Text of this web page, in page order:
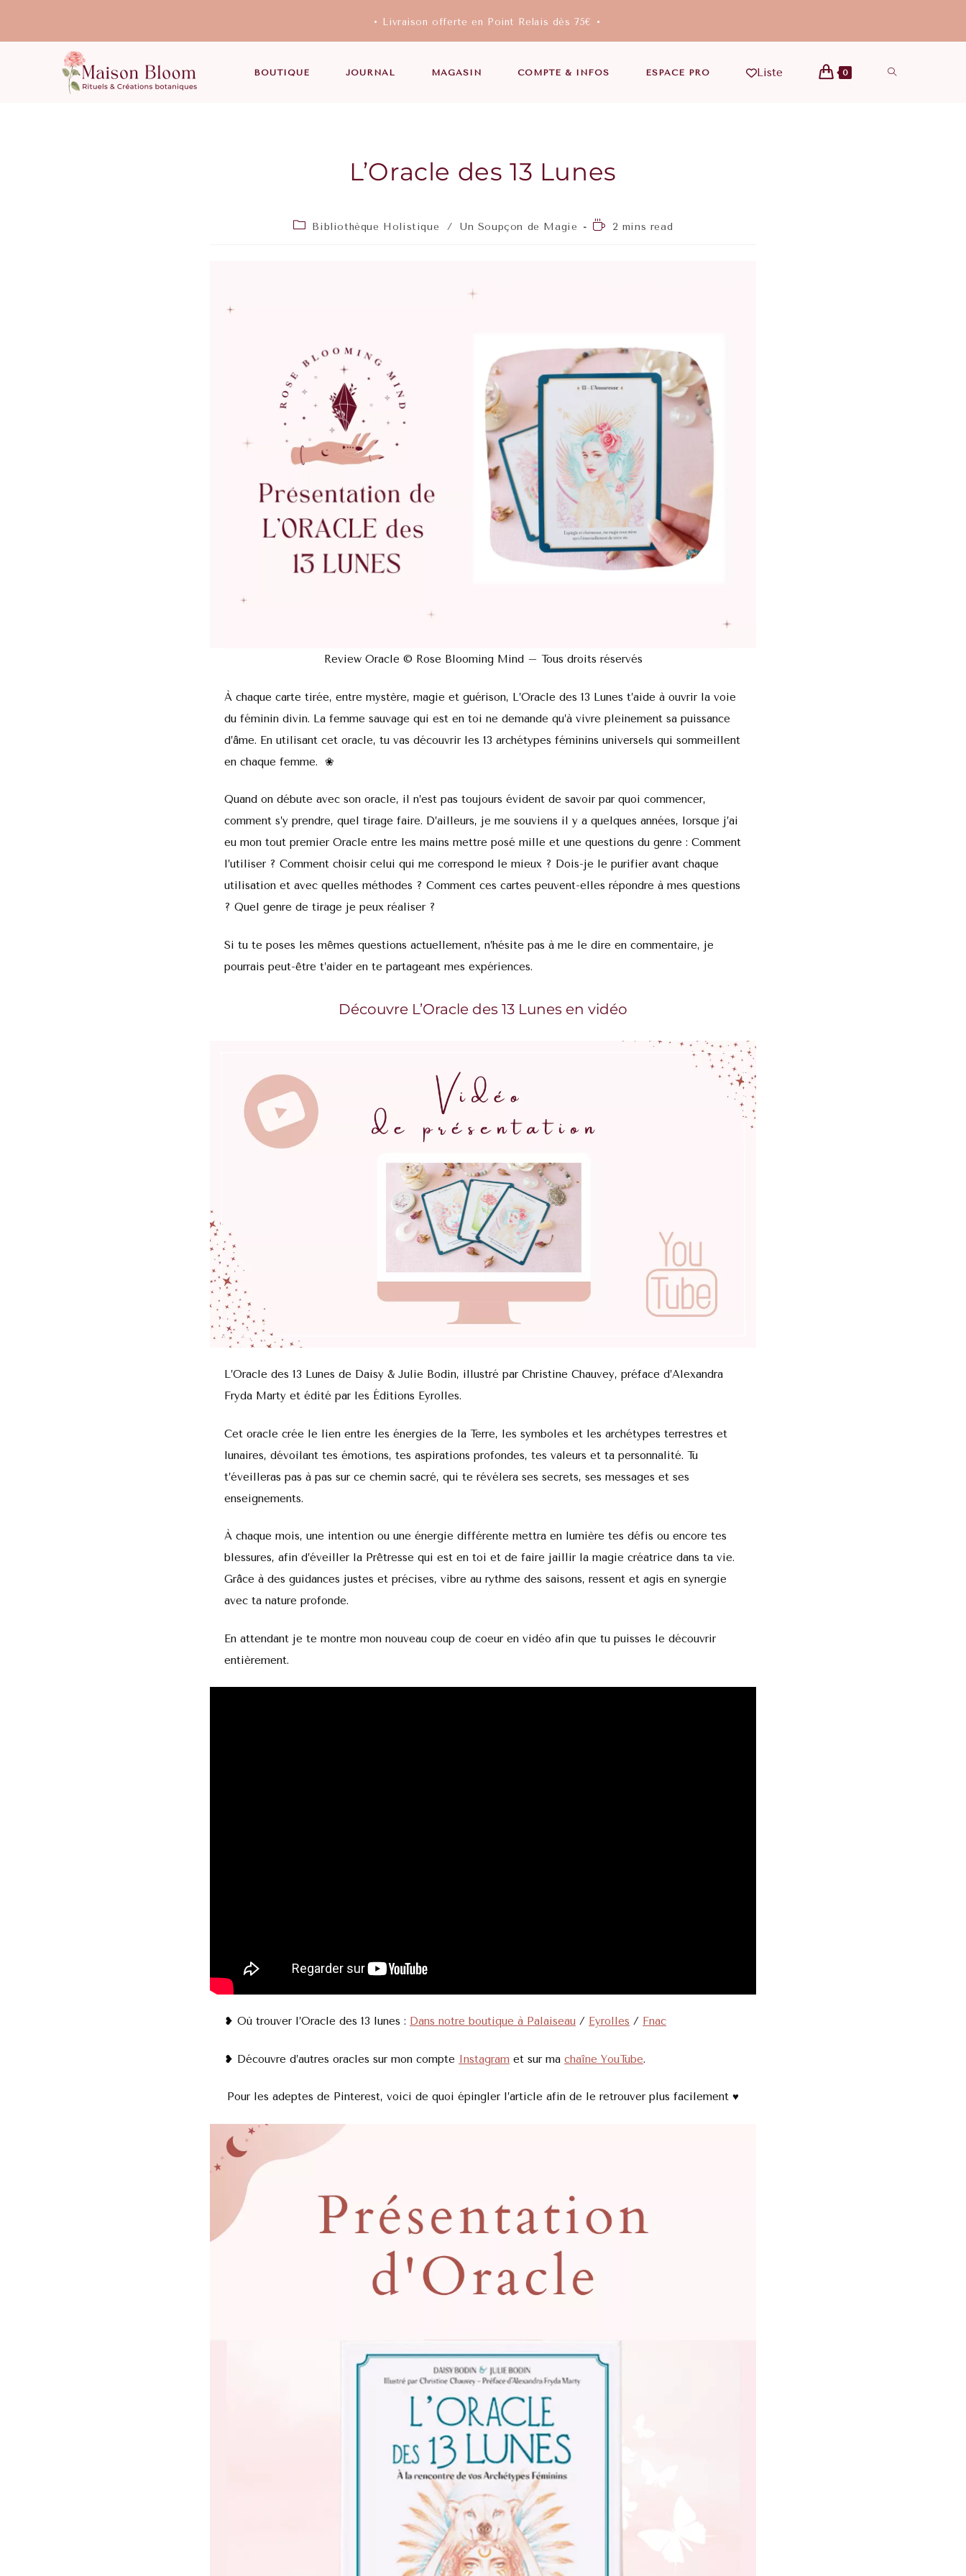
• Livraison offerte en Point Relais dès 75€ •
BOUTIQUE JOURNAL MAGASIN COMPTE & INFOS ESPACE PRO Liste 0
L’Oracle des 13 Lunes
Bibliothèque Holistique / Un Soupçon de Magie 2 mins read
Review Oracle © Rose Blooming Mind – Tous droits réservés
À chaque carte tirée, entre mystère, magie et guérison, L’Oracle des 13 Lunes t’aide à ouvrir la voie
du féminin divin. La femme sauvage qui est en toi ne demande qu’à vivre pleinement sa puissance
d’âme. En utilisant cet oracle, tu vas découvrir les 13 archétypes féminins universels qui sommeillent
en chaque femme. ❀
Quand on débute avec son oracle, il n’est pas toujours évident de savoir par quoi commencer,
comment s’y prendre, quel tirage faire. D’ailleurs, je me souviens il y a quelques années, lorsque j’ai
eu mon tout premier Oracle entre les mains mettre posé mille et une questions du genre : Comment
l’utiliser ? Comment choisir celui qui me correspond le mieux ? Dois-je le purifier avant chaque
utilisation et avec quelles méthodes ? Comment ces cartes peuvent-elles répondre à mes questions
? Quel genre de tirage je peux réaliser ?
Si tu te poses les mêmes questions actuellement, n’hésite pas à me le dire en commentaire, je
pourrais peut-être t’aider en te partageant mes expériences.
Découvre L’Oracle des 13 Lunes en vidéo
L’Oracle des 13 Lunes de Daisy & Julie Bodin, illustré par Christine Chauvey, préface d’Alexandra
Fryda Marty et édité par les Éditions Eyrolles.
Cet oracle crée le lien entre les énergies de la Terre, les symboles et les archétypes terrestres et
lunaires, dévoilant tes émotions, tes aspirations profondes, tes valeurs et ta personnalité. Tu
t’éveilleras pas à pas sur ce chemin sacré, qui te révélera ses secrets, ses messages et ses
enseignements.
À chaque mois, une intention ou une énergie différente mettra en lumière tes défis ou encore tes
blessures, afin d’éveiller la Prêtresse qui est en toi et de faire jaillir la magie créatrice dans ta vie.
Grâce à des guidances justes et précises, vibre au rythme des saisons, ressent et agis en synergie
avec ta nature profonde.
En attendant je te montre mon nouveau coup de coeur en vidéo afin que tu puisses le découvrir
entièrement.
❥ Où trouver l’Oracle des 13 lunes : Dans notre boutique à Palaiseau / Eyrolles / Fnac
❥ Découvre d’autres oracles sur mon compte Instagram et sur ma chaîne YouTube.
Pour les adeptes de Pinterest, voici de quoi épingler l’article afin de le retrouver plus facilement ♥